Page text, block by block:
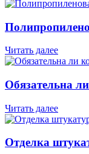
Читать далее
Обязательна
Читать далее
Отделка